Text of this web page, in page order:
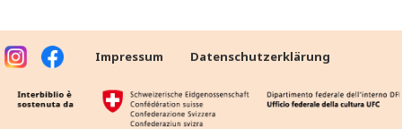
Impressum Datenschutzerklärung